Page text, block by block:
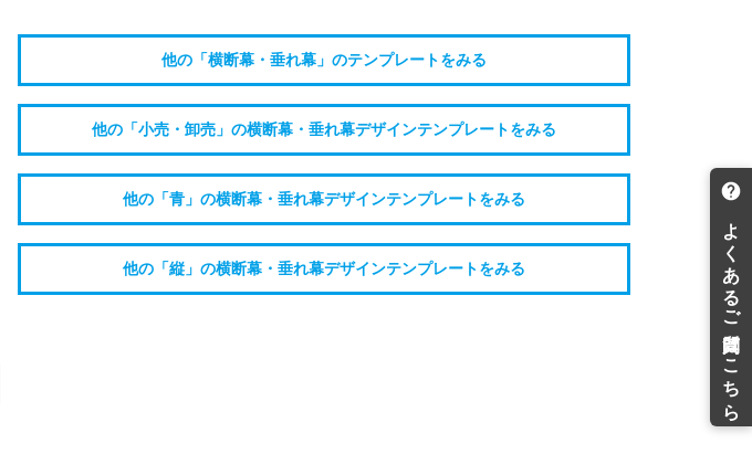
他の「横断幕・垂れ幕」のテンプレートをみる
他の「小売・卸売」の横断幕・垂れ幕デザインテンプレートをみる
他の「青」の横断幕・垂れ幕デザインテンプレートをみる
他の「縦」の横断幕・垂れ幕デザインテンプレートをみる